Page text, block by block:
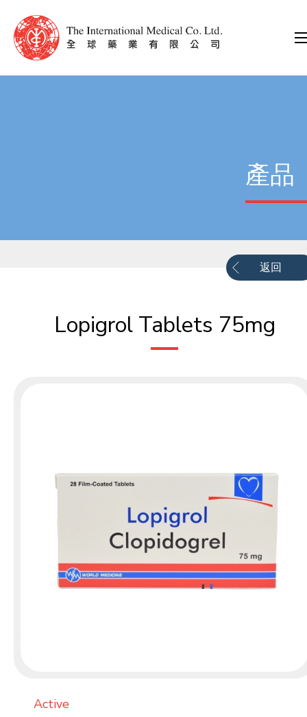
產品
返回
Lopigrol Tablets 75mg
Active